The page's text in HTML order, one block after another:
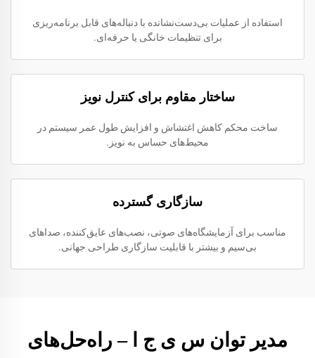
استفاده از عملیات بی‌دست‌نشانده با دنباله‌های قابل برنامه‌ریزی
برای تنظیمات خانگی یا حرفه‌ای.
ساختار مقاوم برای کنترل نویز
ساخت محکم کاهش اغتشاش و افزایش طول عمر سیستم در
محیط‌های حساس به نویز.
سازگاری گسترده
مناسب برای آزمایشگاه‌های صوتی، نصب‌های عایق‌کننده، صداهای
بی‌سیم و بیشتر با قابلیت سازگاری طراحی جهانی.
مدیر توان س ی ج ا – راه‌حل‌های